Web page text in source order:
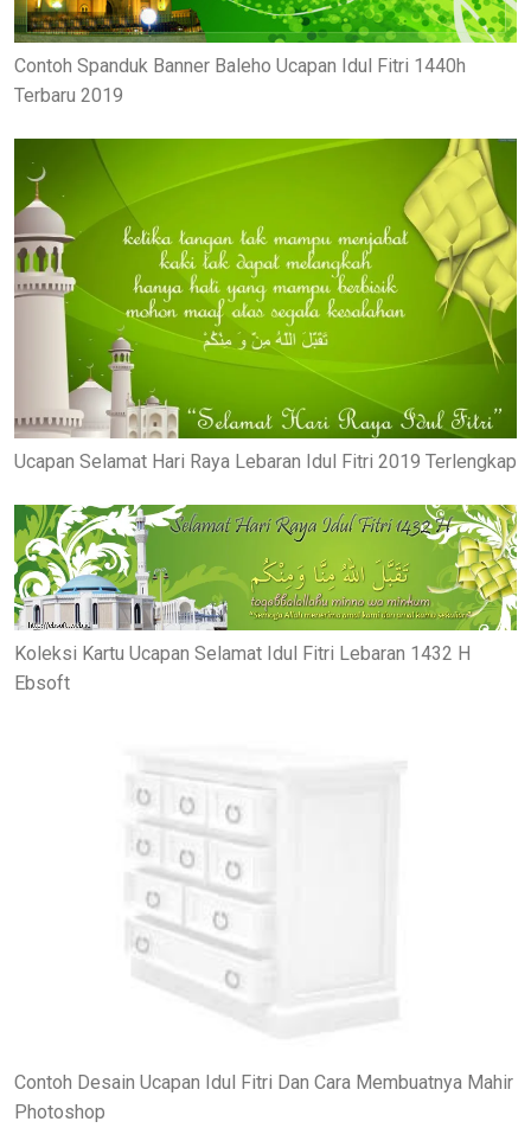
Contoh Spanduk Banner Baleho Ucapan Idul Fitri 1440h
Terbaru 2019
Ucapan Selamat Hari Raya Lebaran Idul Fitri 2019 Terlengkap
Koleksi Kartu Ucapan Selamat Idul Fitri Lebaran 1432 H
Ebsoft
Contoh Desain Ucapan Idul Fitri Dan Cara Membuatnya Mahir
Photoshop